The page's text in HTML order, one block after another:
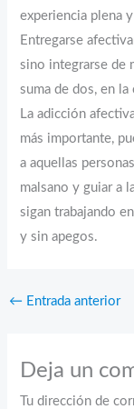
experiencia plena
Entregarse
sino integrarse de
suma de dos, en la
La adicción
más importante,
a aquellas
malsano y guiar a
sigan trabajando
y sin apegos.
← Entrada anterior
Deja un
Tu dirección de